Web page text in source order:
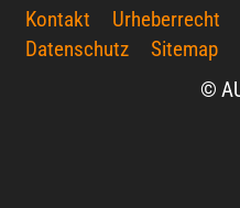
Kontakt Urheberrecht
Datenschutz
Sitemap
©